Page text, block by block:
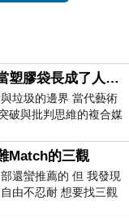
，有又好
是迷昧的眾
是一樣，在
世人往往忽
，這都是眾
當代藝術家盧嵐新：當塑膠袋長成了人的模樣，我們的目光是否學會了放下偏見？
垃圾的邊界 當代藝術
破與批判思維的複合媒
義為廢棄物
Match的三觀
還蠻推薦的 但 我發現
由不忍耐 想要找三觀
超